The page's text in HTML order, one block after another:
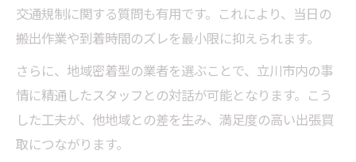
交通規制に関する質問も有用です。これにより、当日の
搬出作業や到着時間のズレを最小限に抑えられます。
さらに、地域密着型の業者を選ぶことで、立川市内の事
情に精通したスタッフとの対話が可能となります。こう
した工夫が、他地域との差を生み、満足度の高い出張買
取につながります。